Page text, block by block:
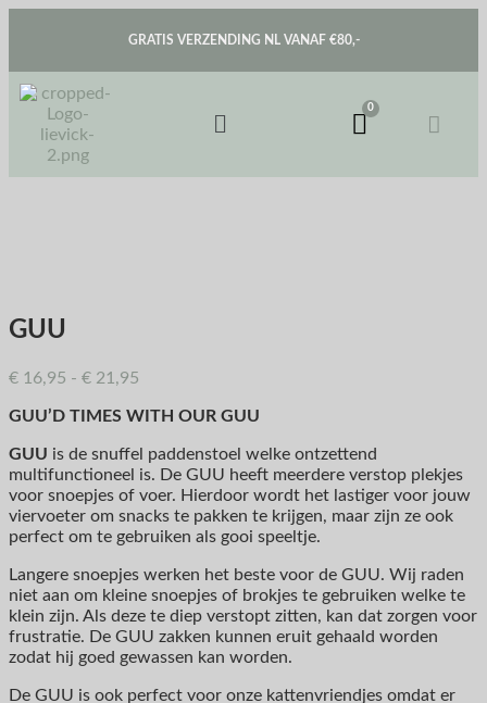
GRATIS VERZENDING NL VANAF €80,-
GUU
€ 16,95 - € 21,95
GUU’D TIMES WITH OUR GUU
GUU is de snuffel paddenstoel welke ontzettend
multifunctioneel is. De GUU heeft meerdere verstop plekjes
voor snoepjes of voer. Hierdoor wordt het lastiger voor jouw
viervoeter om snacks te pakken te krijgen, maar zijn ze ook
perfect om te gebruiken als gooi speeltje.
Langere snoepjes werken het beste voor de GUU. Wij raden
niet aan om kleine snoepjes of brokjes te gebruiken welke te
klein zijn. Als deze te diep verstopt zitten, kan dat zorgen voor
frustratie. De GUU zakken kunnen eruit gehaald worden
zodat hij goed gewassen kan worden.
De GUU is ook perfect voor onze kattenvriendjes omdat er